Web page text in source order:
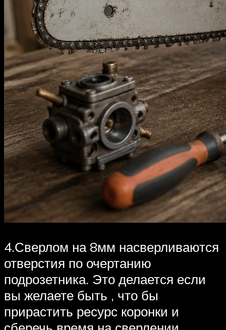
4.Сверлом на 8мм насверливаются
отверстия по очертанию
подрозетника. Это делается если
вы желаете быть , что бы
прирастить ресурс коронки и